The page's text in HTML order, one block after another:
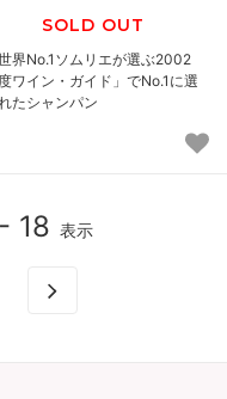
SOLD OUT
世界No.1ソムリエが選ぶ2002
ワイン・ガイド」でNo.1に選
たシャンパン
18 表示